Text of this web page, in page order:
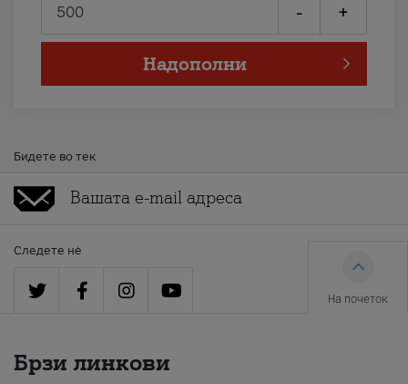
- +
Надополни
Бидете во тек
Следете нè
На почеток
Брзи линкови